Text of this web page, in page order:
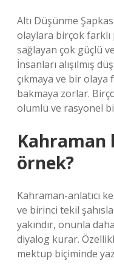
Altı Düşünme
olaylara birçok farklı
sağlayan çok güçlü
İnsanları alışılmış
çıkmaya ve bir
bakmaya zorlar.
olumlu ve rasyonel
Kahraman
örnek?
Kahraman-anlatıcı
ve birinci tekil
yakındır, onunla
diyalog kurar.
mektup biçiminde